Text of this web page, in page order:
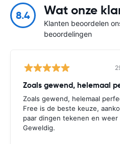
8.4 Wat onze
Klanten beoordelen
beoordelingen
Zoals gewend, helemaal
Free is de beste keuze,
paar dingen tekenen en weer
Geweldig.